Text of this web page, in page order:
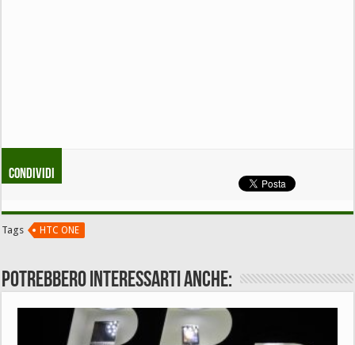
Condividi
Tags HTC ONE
Potrebbero interessarti anche: